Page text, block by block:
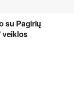
su Pagirių
veiklos